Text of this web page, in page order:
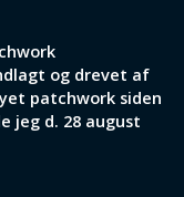
og drevet af
patchwork siden
jeg d. 28 august